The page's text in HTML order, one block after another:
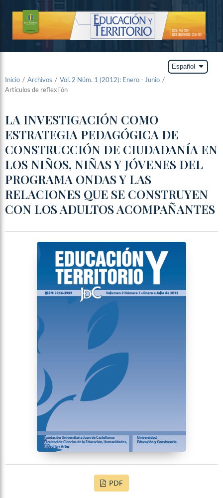
Español arrow_drop_down
Inicio / Archivos / Vol. 2 Núm. 1 (2012): Enero - Junio /
Artículos de reflexi´ón
LA INVESTIGACIÓN COMO
ESTRATEGIA PEDAGÓGICA DE
CONSTRUCCIÓN DE CIUDADANÍA EN
LOS NIÑOS, NIÑAS Y JÓVENES DEL
PROGRAMA ONDAS Y LAS
RELACIONES QUE SE CONSTRUYEN
CON LOS ADULTOS ACOMPAÑANTES
PDF